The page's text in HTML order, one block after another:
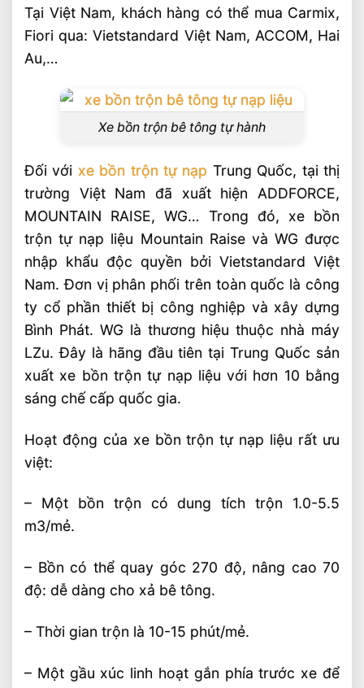
Tại Việt Nam, khách hàng có thể mua Carmix,
Fiori qua: Vietstandard Việt Nam, ACCOM, Hai
Au,…
Xe bồn trộn bê tông tự hành
Đối với xe bồn trộn tự nạp Trung Quốc, tại thị
trường Việt Nam đã xuất hiện ADDFORCE,
MOUNTAIN RAISE, WG… Trong đó, xe bồn
trộn tự nạp liệu Mountain Raise và WG được
nhập khẩu độc quyền bởi Vietstandard Việt
Nam. Đơn vị phân phối trên toàn quốc là công
ty cổ phần thiết bị công nghiệp và xây dựng
Bình Phát. WG là thương hiệu thuộc nhà máy
LZu. Đây là hãng đầu tiên tại Trung Quốc sản
xuất xe bồn trộn tự nạp liệu với hơn 10 bằng
sáng chế cấp quốc gia.
Hoạt động của xe bồn trộn tự nạp liệu rất ưu
việt:
– Một bồn trộn có dung tích trộn 1.0-5.5
m3/mẻ.
– Bồn có thể quay góc 270 độ, nâng cao 70
độ: dễ dàng cho xả bê tông.
– Thời gian trộn là 10-15 phút/mẻ.
– Một gầu xúc linh hoạt gắn phía trước xe để